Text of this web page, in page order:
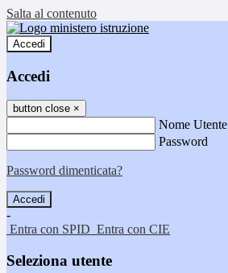
Salta al contenuto
Accedi
Accedi
button close ×
Nome Utente
Password
Password dimenticata?
-
Entra con SPID Entra con CIE
Seleziona utente